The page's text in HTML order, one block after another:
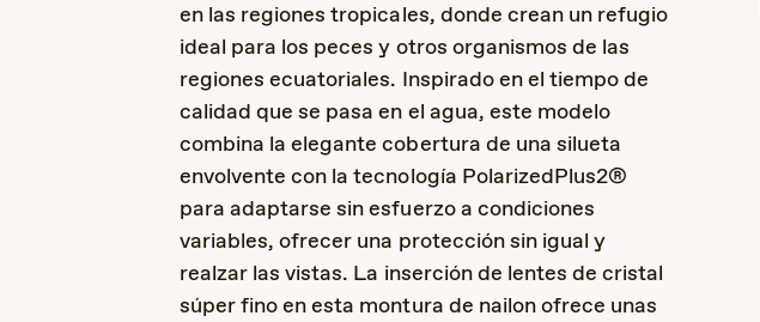
en las regiones tropicales, donde crean un refugio
ideal para los peces y otros organismos de las
regiones ecuatoriales. Inspirado en el tiempo de
calidad que se pasa en el agua, este modelo
combina la elegante cobertura de una silueta
envolvente con la tecnología PolarizedPlus2®
para adaptarse sin esfuerzo a condiciones
variables, ofrecer una protección sin igual y
realzar las vistas. La inserción de lentes de cristal
súper fino en esta montura de nailon ofrece unas